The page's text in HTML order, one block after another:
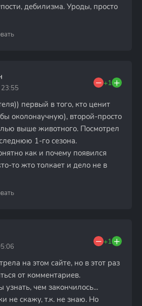
дебилизма. Уроды, просто
+1
первый в того, кто ценит
околонаучную), второй-просто
выше животного. Посмотрел
1-го сезона.
как и почему появился
то жто толкает и дело не в
+1
на этом сайте, но в этот раз
от комментариев.
узнать, чем закончилось...
не скажу, т.к. не знаю. Но